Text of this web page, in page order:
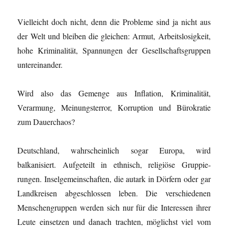
Vielleicht doch nicht, denn die Probleme sind ja nicht aus
der Welt und bleiben die gleichen: Armut, Arbeitslosigkeit,
hohe Kriminalität, Spannungen der Gesellschaftsgruppen
untereinander.
Wird also das Gemenge aus Inflation, Kriminalität,
Verarmung, Meinungsterror, Korruption und Bürokratie
zum Dauerchaos?
Deutschland, wahrscheinlich sogar Europa, wird
balkanisiert. Aufgeteilt in ethnisch, religiöse Gruppie­
rungen. Inselgemeinschaften, die autark in Dörfern oder gar
Landkreisen abgeschlossen leben. Die verschiedenen
Menschengruppen werden sich nur für die Interessen ihrer
Leute einsetzen und danach trachten, möglichst viel vom